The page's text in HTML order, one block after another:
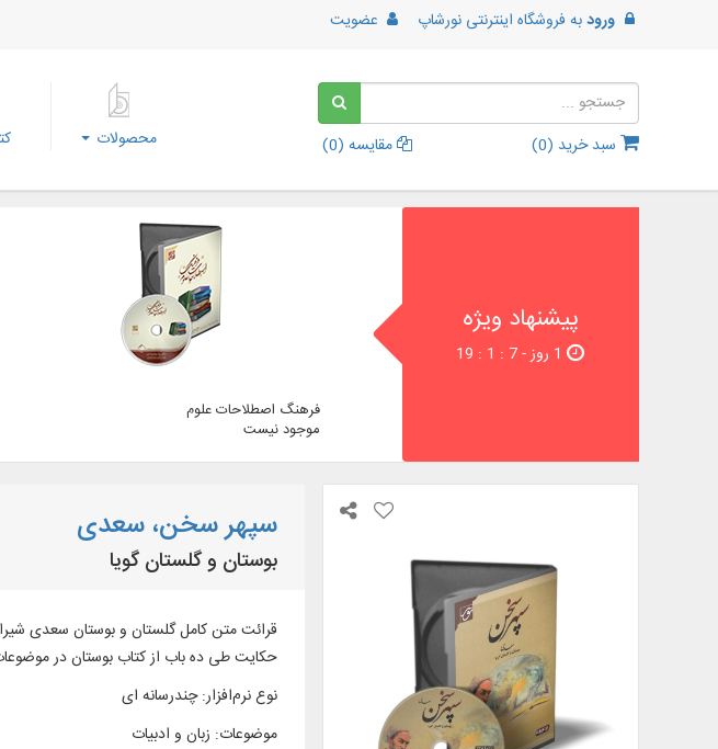
ورودبه فروشگاه اینترنتی نورشاپ عضویت
سبد خرید (0
) مقایسه (0
) محصولات
پیشنهاد ویژه
فرهنگ اصطلاحات علوم
موجود نیست
سپهر سخن، سعدی
بوستان و گلستان گویا
حکایت طی ده باب از کتاب بوستان در
نوع نرم‌افزار:چندرسانه ای
موضوعات: زبان و ادبیات